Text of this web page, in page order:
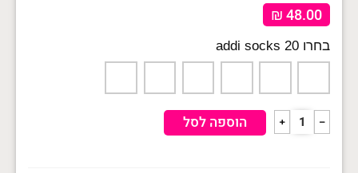
₪48.00
addi socks 20
כמות
של
﹣
﹢ הוספה לסל